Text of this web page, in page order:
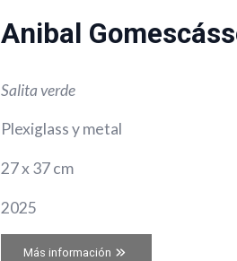
Anibal
Salita verde
Plexiglass y metal
27 x 37 cm
2025
Más información